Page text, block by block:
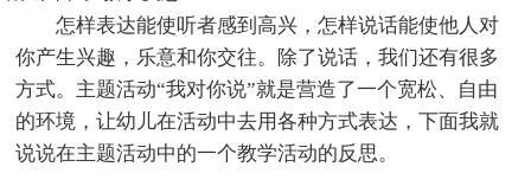
怎样表达能使听者感到高兴，怎样说话能使他人对
你产生兴趣，乐意和你交往。除了说话，我们还有很多
方式。主题活动“我对你说”就是营造了一个宽松、自由
的环境，让幼儿在活动中去用各种方式表达，下面我就
说说在主题活动中的一个教学活动的反思。